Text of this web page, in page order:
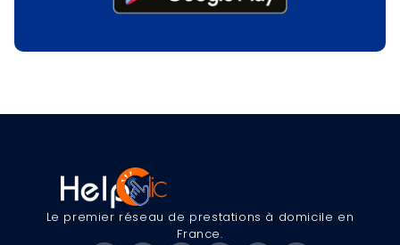
Le premier réseau de prestations à domicile en
France.